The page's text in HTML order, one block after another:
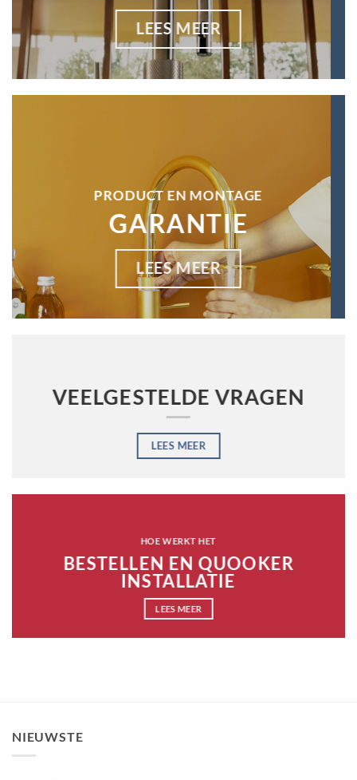
LEES MEER
PRODUCT EN MONTAGE
GARANTIE
LEES MEER
VEELGESTELDE VRAGEN
LEES MEER
HOE WERKT HET
BESTELLEN EN QUOOKER
INSTALLATIE
LEES MEER
NIEUWSTE